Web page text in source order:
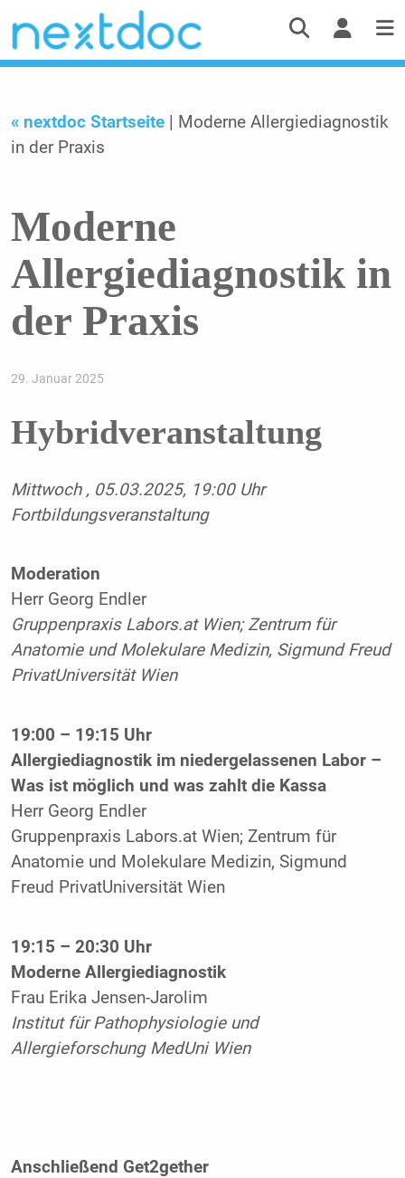
« nextdoc Startseite
| Moderne Allergiediagnostik
in der Praxis
Moderne
Allergiediagnostik in
der Praxis
29. Januar 2025
Hybridveranstaltung
Mittwoch , 05.03.2025, 19:00 Uhr
Fortbildungsveranstaltung
Moderation
Herr Georg Endler
Gruppenpraxis Labors.at Wien; Zentrum für
Anatomie und Molekulare Medizin, Sigmund Freud
PrivatUniversität Wien
19:00 – 19:15 Uhr
Allergiediagnostik im niedergelassenen Labor –
Was ist möglich und was zahlt die Kassa
Herr Georg Endler
Gruppenpraxis Labors.at Wien; Zentrum für
Anatomie und Molekulare Medizin, Sigmund
Freud PrivatUniversität Wien
19:15 – 20:30 Uhr
Moderne Allergiediagnostik
Frau Erika Jensen-Jarolim
Institut für Pathophysiologie und
Allergieforschung MedUni Wien
Anschließend Get2gether